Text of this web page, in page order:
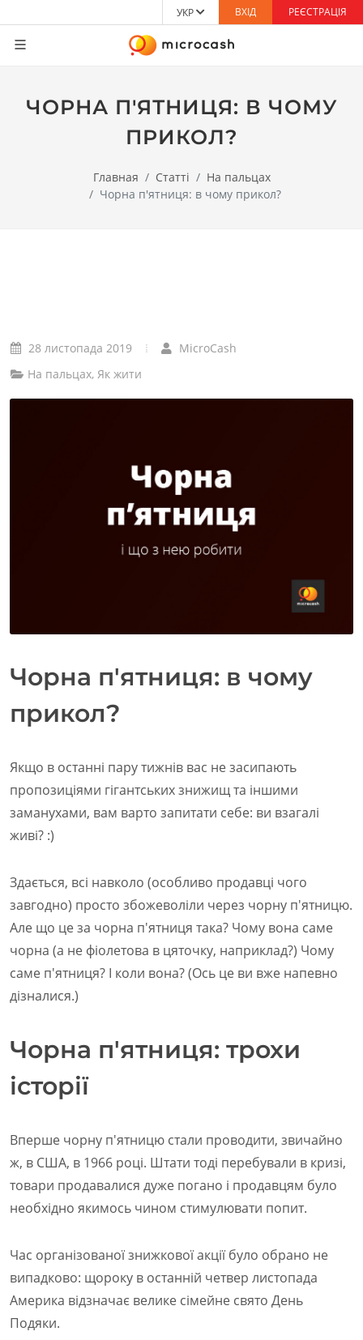
УКР ВХІД РЕЄСТРАЦІЯ
ЧОРНА П'ЯТНИЦЯ: В ЧОМУ
ПРИКОЛ?
Главная Статті
На пальцах
Чорна п'ятниця: в чому прикол?
28 листопада 2019
MicroCash
На пальцах, Як жити
Чорна п'ятниця: в чому
прикол?
Якщо в останні пару тижнів вас не засипають
пропозиціями гігантських знижищ та іншими
заманухами, вам варто запитати себе: ви взагалі
живі? :)
Здається, всі навколо (особливо продавці чого
завгодно) просто збожеволіли через чорну п'ятницю.
Але що це за чорна п'ятниця така? Чому вона саме
чорна (а не фіолетова в цяточку, наприклад?) Чому
саме п'ятниця? І коли вона? (Ось це ви вже напевно
дізналися.)
Чорна п'ятниця: трохи
історії
Вперше чорну п'ятницю стали проводити, звичайно
ж, в США, в 1966 році. Штати тоді перебували в кризі,
товари продавалися дуже погано і продавцям було
необхідно якимось чином стимулювати попит.
Час організованої знижкової акції було обрано не
випадково: щороку в останній четвер листопада
Америка відзначає велике сімейне свято День
Подяки.